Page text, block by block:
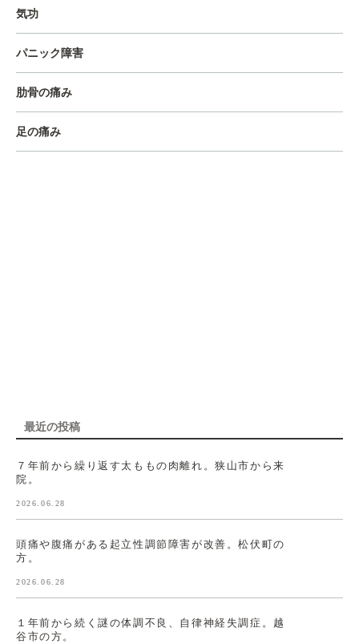
気功
パニック障害
肋骨の痛み
足の痛み
最近の投稿
７年前から繰り返す太ももの肉離れ。狭山市から来
院。
2026.06.28
頭痛や腹痛がある起立性調節障害が改善。松伏町の
方。
2026.06.28
１年前から続く謎の体調不良、自律神経失調症。越
谷市の方。